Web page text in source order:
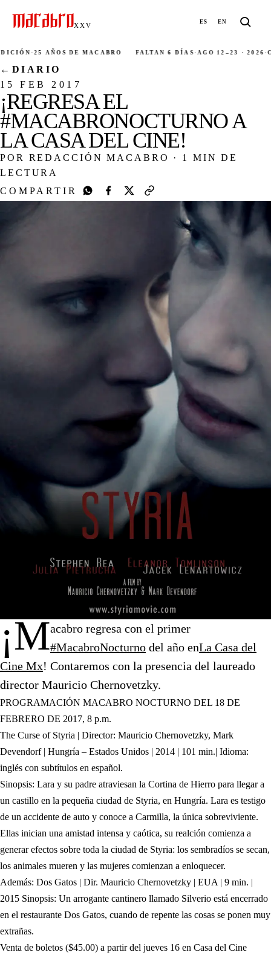
XXV ES EN
·25 AÑOS DE MACABRO FALTAN 6 DÍAS ·AGO 12–23 · 2026·
← DIARIO
15 FEB 2017
¡REGRESA EL
#MACABRONOCTURNO A
LA CASA DEL CINE!
POR REDACCIÓN MACABRO ·
1 MIN DE
LECTURA
COMPARTIR
¡Macabro regresa con el primer
#MacabroNocturno(abre en nueva pestaña)
del año enLa Casa del
Cine Mx(abre en nueva pestaña)
! Contaremos con la presencia del laureado
director Mauricio Chernovetzky.
PROGRAMACIÓN MACABRO NOCTURNO DEL 18 DE
FEBRERO DE 2017, 8 p.m.
The Curse of Styria | Director: Mauricio Chernovetzky, Mark
Devendorf | Hungría – Estados Unidos | 2014 | 101 min.| Idioma:
inglés con subtítulos en español.
Sinopsis: Lara y su padre atraviesan la Cortina de Hierro para llegar a
un castillo en la pequeña ciudad de Styria, en Hungría. Lara es testigo
de un accidente de auto y conoce a Carmilla, la única sobreviviente.
Ellas inician una amistad intensa y caótica, su realción comienza a
generar efectos sobre toda la ciudad de Styria: los sembradíos se secan,
los animales mueren y las mujeres comienzan a enloquecer.
Además: Dos Gatos | Dir. Mauricio Chernovetzky | EUA | 9 min. |
2015 Sinopsis: Un arrogante cantinero llamado Silverio está encerrado
en el restaurante Dos Gatos, cuando de repente las cosas se ponen muy
extrañas.
Venta de boletos ($45.00) a partir del jueves 16 en Casa del Cine